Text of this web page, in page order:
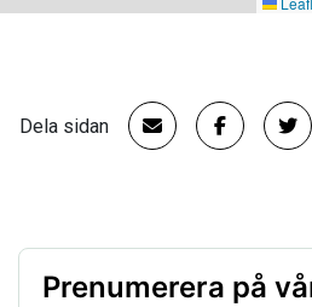
Dela sidan
Prenumerera på